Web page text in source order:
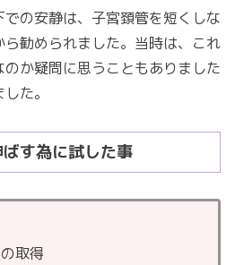
の安静は、子宮頚管を短くしな
勧められました。当時は、これ
か疑問に思うこともありました
た。
す為に試した事
取得